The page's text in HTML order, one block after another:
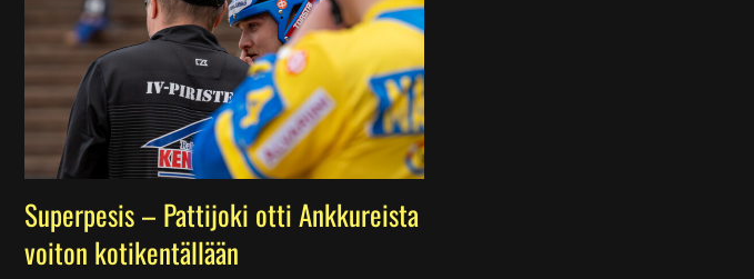
Superpesis – Pattijoki otti Ankkureista
voiton kotikentällään